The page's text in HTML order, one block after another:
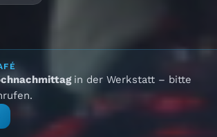
in der Werkstatt – bitte